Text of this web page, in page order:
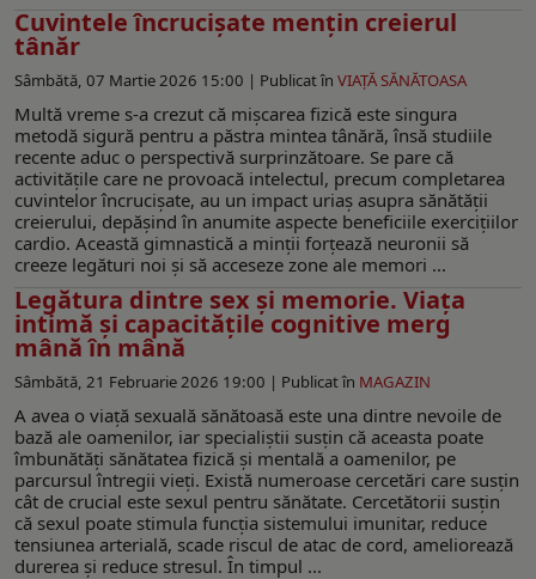
Cuvintele încrucișate mențin creierul
tânăr
Sâmbătă, 07 Martie 2026 15:00 | Publicat în VIAŢĂ SĂNĂTOASA
Multă vreme s-a crezut că mișcarea fizică este singura
metodă sigură pentru a păstra mintea tânără, însă studiile
recente aduc o perspectivă surprinzătoare. Se pare că
activitățile care ne provoacă intelectul, precum completarea
cuvintelor încrucișate, au un impact uriaș asupra sănătății
creierului, depășind în anumite aspecte beneficiile exercițiilor
cardio. Această gimnastică a minții forțează neuronii să
creeze legături noi și să acceseze zone ale memori ...
Legătura dintre sex și memorie. Viața
intimă și capacitățile cognitive merg
mână în mână
Sâmbătă, 21 Februarie 2026 19:00 | Publicat în MAGAZIN
A avea o viață sexuală sănătoasă este una dintre nevoile de
bază ale oamenilor, iar specialiștii susțin că aceasta poate
îmbunătăți sănătatea fizică și mentală a oamenilor, pe
parcursul întregii vieți. Există numeroase cercetări care susțin
cât de crucial este sexul pentru sănătate. Cercetătorii susțin
că sexul poate stimula funcția sistemului imunitar, reduce
tensiunea arterială, scade riscul de atac de cord, ameliorează
durerea și reduce stresul. În timpul ...